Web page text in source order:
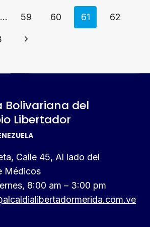
… 59 60 61 62
Siguiente
Bolivariana del
Libertador
Calle 45, Al lado del
Médicos
8:00 am – 3:00 pm